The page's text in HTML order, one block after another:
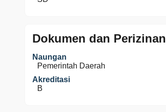
Dokumen dan Perizinan
Naungan
Pemerintah Daerah
Akreditasi
B